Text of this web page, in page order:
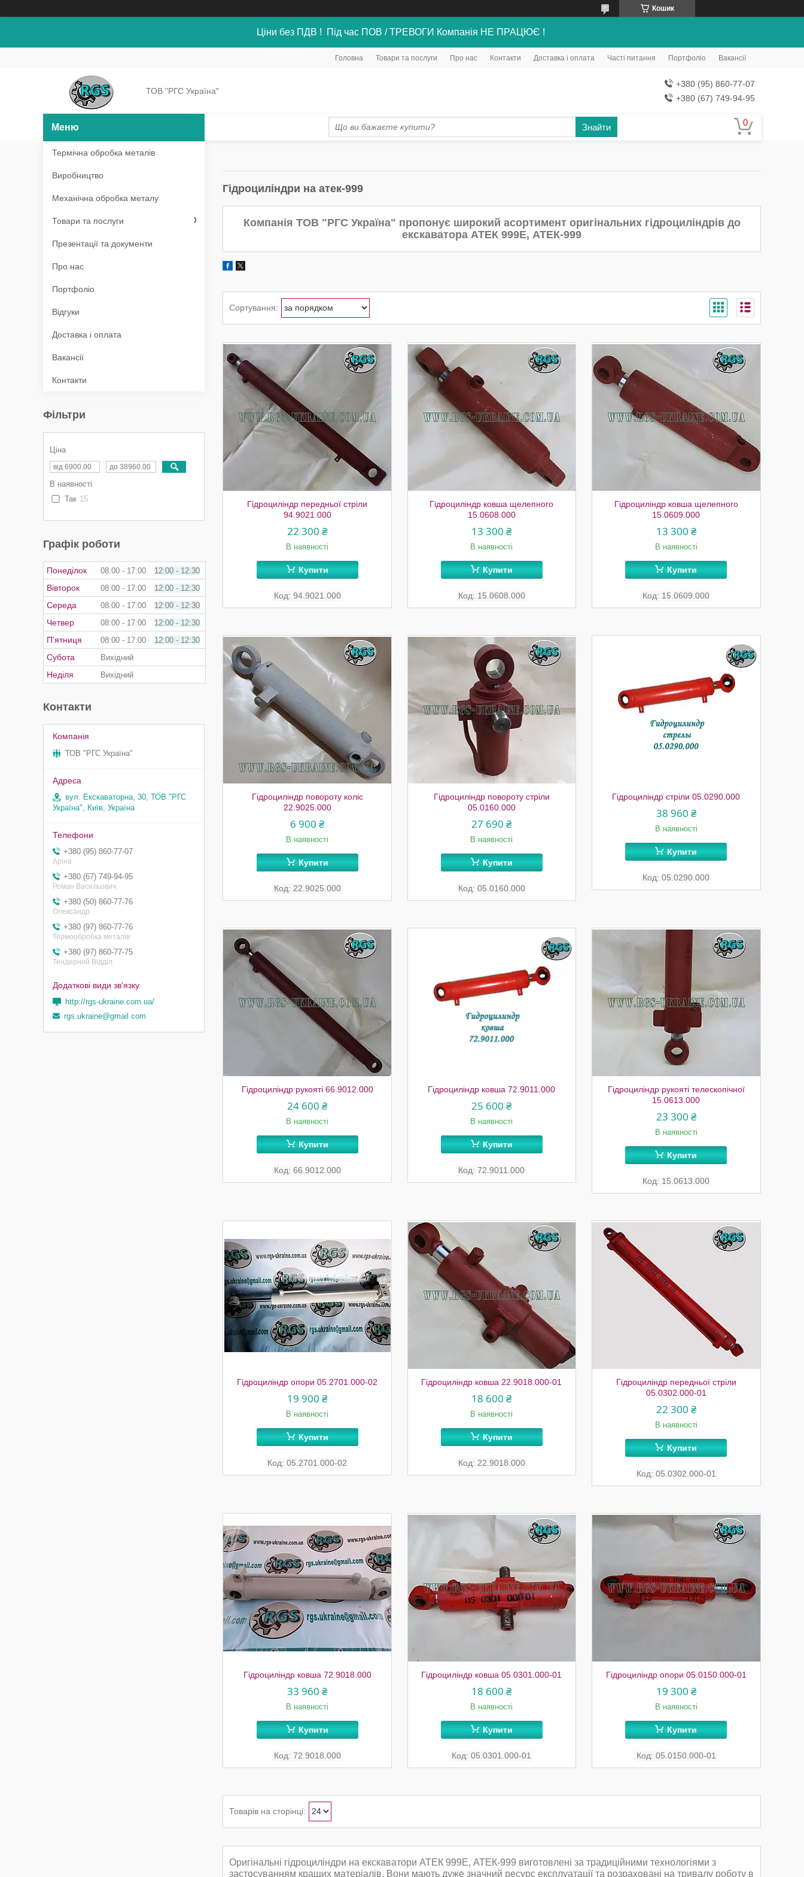
Кошик
Ціни без ПДВ ! Під час ПОВ / ТРЕВОГИ Компанія НЕ ПРАЦЮЄ !
Головна Товари та послуги Про нас Контакти Доставка і оплата Часті питання Портфоліо Вакансії
ТОВ "РГС Україна"
+380 (95) 860-77-07
+380 (67) 749-94-95
Знайти
Гідроциліндри на атек-999
Компанія ТОВ "РГС Україна" пропонує широкий асортимент оригінальних гідроциліндрів до
екскаватора АТЕК 999Е, АТЕК-999
Гідроциліндр передньої стріли
94.9021.000
22 300 ₴
В наявності
Купити
94.9021.000
Гідроциліндр ковша щелепного
15.0608.000
13 300 ₴
В наявності
Купити
15.0608.000
Гідроциліндр ковша щелепного
15.0609.000
13 300 ₴
В наявності
Купити
15.0609.000
Гідроциліндр повороту коліс
22.9025.000
6 900 ₴
В наявності
Купити
22.9025.000
Гідроциліндр повороту стріли
05.0160.000
27 690 ₴
В наявності
Купити
05.0160.000
Гідроциліндр стріли 05.0290.000
38 960 ₴
В наявності
Купити
05.0290.000
Гідроциліндр рукояті 66.9012.000
24 600 ₴
В наявності
Купити
66.9012.000
Гідроциліндр ковша 72.9011.000
25 600 ₴
В наявності
Купити
72.9011.000
Гідроциліндр рукояті телескопічної
15.0613.000
23 300 ₴
В наявності
Купити
15.0613.000
Гідроциліндр опори 05.2701.000-02
19 900 ₴
В наявності
Купити
05.2701.000-02
Гідроциліндр ковша 22.9018.000-01
18 600 ₴
В наявності
Купити
22.9018.000
Гідроциліндр передньої стріли
05.0302.000-01
22 300 ₴
В наявності
Купити
05.0302.000-01
Гідроциліндр ковша 72.9018.000
33 960 ₴
В наявності
Купити
72.9018.000
Гідроциліндр ковша 05.0301.000-01
18 600 ₴
В наявності
Купити
05.0301.000-01
Гідроциліндр опори 05.0150.000-01
19 300 ₴
В наявності
Купити
05.0150.000-01
Оригінальні гідроциліндри на екскаватори АТЕК 999Е, АТЕК-999 виготовлені за традиційними технологіями з
застосуванням кращих матеріалів. Вони мають дуже значний ресурс експлуатації та розраховані на тривалу роботу в
Термічна обробка металів
Виробництво
Механічна обробка металу
Товари та послуги
Презентації та документи
Про нас
Портфоліо
Відгуки
Доставка і оплата
Вакансії
Контакти
Фільтри
Ціна
В наявності
Так 15
Графік роботи
Понеділок 08:00 17:00 12:00 12:30
Вівторок 08:00 17:00 12:00 12:30
Середа 08:00 17:00 12:00 12:30
Четвер 08:00 17:00 12:00 12:30
Пʼятниця 08:00 17:00 12:00 12:30
Субота Вихідний
Неділя Вихідний
Контакти
ТОВ "РГС Україна"
вул. Екскаваторна, 30, ТОВ "РГС
Україна", Київ, Україна
+380 (95) 860-77-07
Аріна
+380 (67) 749-94-95
Роман Васильович
+380 (50) 860-77-76
Олександр
+380 (97) 860-77-76
Термообробка металів
+380 (97) 860-77-75
Тендерний Відділ
http://rgs-ukraine.com.ua/
rgs.ukraine@gmail.com